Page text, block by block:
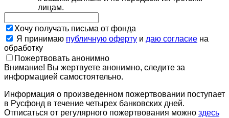
лицам.
Хочу получать письма от фонда
Я принимаю публичную оферту и даю согласие на
обработку
Пожертвовать анонимно
Внимание! Вы жертвуете анонимно, следите за
информацией самостоятельно.
Информация о произведенном пожертвовании поступает
в Русфонд в течение четырех банковских дней.
Отписаться от регулярного пожертвования можно здесь